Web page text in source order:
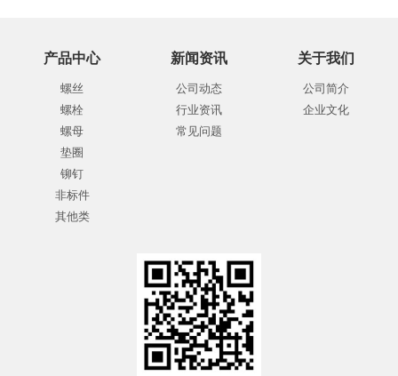
产品中心
螺丝
螺栓
螺母
垫圈
铆钉
非标件
其他类
新闻资讯
公司动态
行业资讯
常见问题
关于我们
公司简介
企业文化